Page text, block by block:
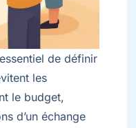
de définir
les
le budget,
d’un échange